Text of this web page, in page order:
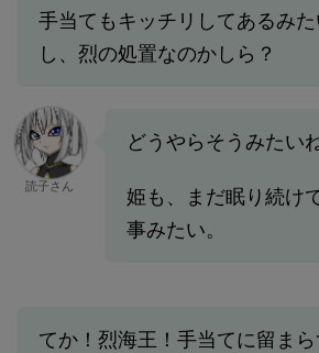
手当てもキッチリしてあるみ
し、烈の処置なのかしら？
読子さん
どうやらそうみたいね
姫も、まだ眠り続け
事みたい。
てか！烈海王！手当てに留まら